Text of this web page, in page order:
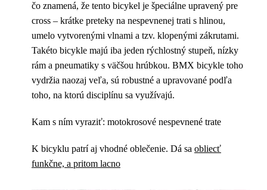
čo znamená, že tento bicykel je špeciálne upravený pre
cross – krátke preteky na nespevnenej trati s hlinou,
umelo vytvorenými vlnami a tzv. klopenými zákrutami.
Takéto bicykle majú iba jeden rýchlostný stupeň, nízky
rám a pneumatiky s väčšou hrúbkou. BMX bicykle toho
vydržia naozaj veľa, sú robustné a upravované podľa
toho, na ktorú disciplínu sa využívajú.
Kam s ním vyraziť: motokrosové nespevnené trate
K bicyklu patrí aj vhodné oblečenie. Dá sa obliecť
funkčne, a pritom lacno